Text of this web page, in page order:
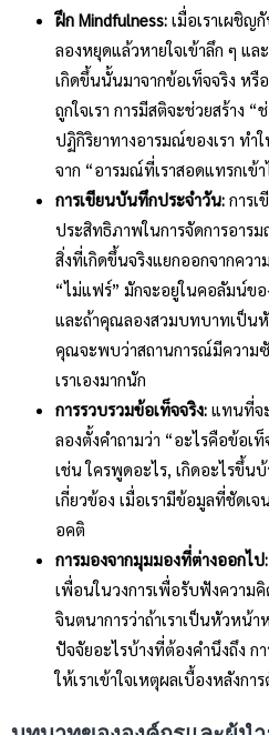
ฝึก Mindfulness: เมื่อเราเผชิญ
ลองหยุดแล้วหายใจเข้าลึก ๆ แล
เกิดขึ้นนั้นมาจากข้อเท็จจริง หรื
ถูกใจเรา การมีสติจะช่วยสร้าง
ปฏิกิริยาทางอารมณ์ของเรา ทำ
จาก “อารมณ์ที่เราสอดแทรกเข้
การเขียนบันทึกประจำวัน: การ
ประสิทธิภาพในการจัดการอาร
สิ่งที่เกิดขึ้นจริงแยกออกจากควา
“ไม่แฟร์” มักจะอยู่ในคอลัมน์ขอ
และถ้าคุณลองสวมบทบาทเป็น
คุณจะพบว่าสถานการณ์มีความ
เราเองมากนัก
การรวบรวมข้อเท็จจริง: แทนที่จ
ลองตั้งคำถามว่า “อะไรคือข้อเ
เช่น ใครพูดอะไร, เกิดอะไรขึ้น
เกี่ยวข้อง เมื่อเรามีข้อมูลที่ชัดเจ
อคติ
การมองจากมุมมองที่ต่างออกไป:
เพื่อนในวงการเพื่อรับฟังความ
จินตนาการว่าถ้าเราเป็นหัวหน้
ปัจจัยอะไรบ้างที่ต้องคำนึงถึง ก
ให้เราเข้าใจเหตุผลเบื้องหลังก